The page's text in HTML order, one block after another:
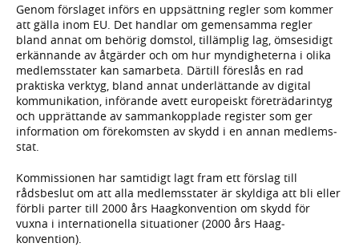
Genom förslaget införs en upp­sättning regler som kommer
att gälla inom EU. Det handlar om gemen­samma regler
bland annat om behörig domstol, tillämplig lag, ömsesidigt
erkän­nande av åtgärder och om hur myndig­heterna i olika
medlems­stater kan samarbeta. Därtill föreslås en rad
praktiska verktyg, bland annat under­lättande av digital
kommu­nikation, införande avett europeiskt före­trädar­intyg
och upprättande av samman­kopplade register som ger
information om före­komsten av skydd i en annan medlems­
stat.
Kommissionen har samtidigt lagt fram ett förslag till
rådsbeslut om att alla medlems­stater är skyldiga att bli eller
förbli parter till 2000 års Haag­konven­tion om skydd för
vuxna i inter­nationella situationer (2000 års Haag­
konvention).